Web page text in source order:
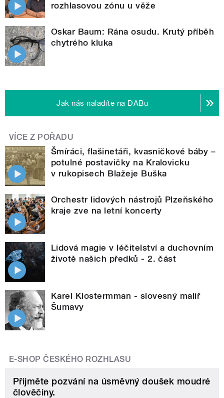
rozhlasovou zónu u věže
Oskar Baum: Rána osudu. Krutý příběh
chytrého kluka
Jak nás naladíte na DABu
VÍCE Z POŘADU
Šmíráci, flašinetáři, kvasničkové báby –
potulné postavičky na Kralovicku
v rukopisech Blažeje Buška
Orchestr lidových nástrojů Plzeňského
kraje zve na letní koncerty
Lidová magie v léčitelství a duchovním
životě našich předků - 2. část
Karel Klostermman - slovesný malíř
Šumavy
E-SHOP ČESKÉHO ROZHLASU
Přijměte pozvání na úsměvný doušek moudré
člověčiny.